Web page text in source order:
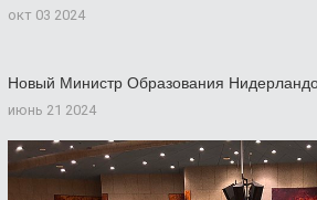
окт 03 2024
Новый Министр Образования
июнь 21 2024